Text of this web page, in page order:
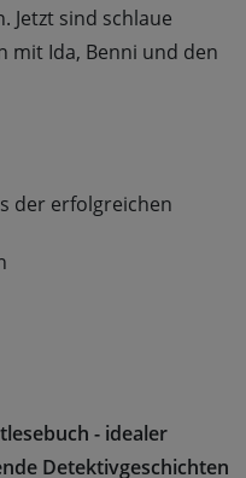
Jetzt sind schlaue
mit Ida, Benni und den
der erfolgreichen
- idealer
Detektivgeschichten